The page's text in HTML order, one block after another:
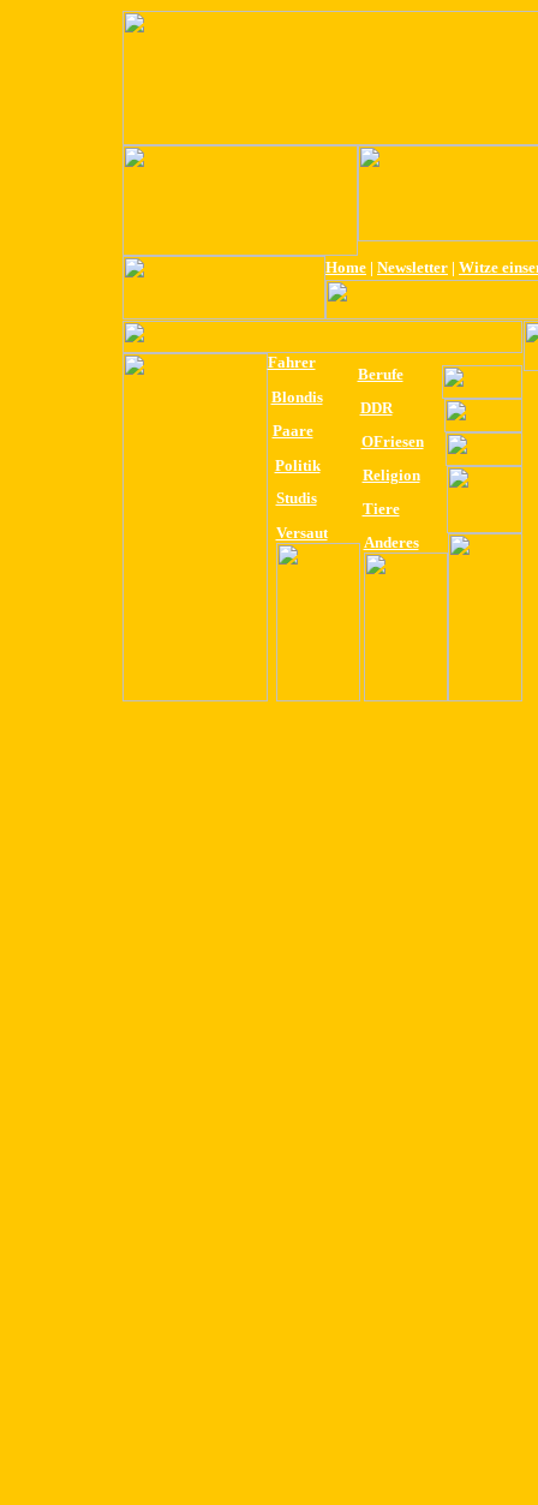
Home | Newsletter | Witze
Fahrer
Berufe
Blondis
DDR
Paare
OFriesen
Politik
Religion
Studis
Tiere
Versaut
Anderes